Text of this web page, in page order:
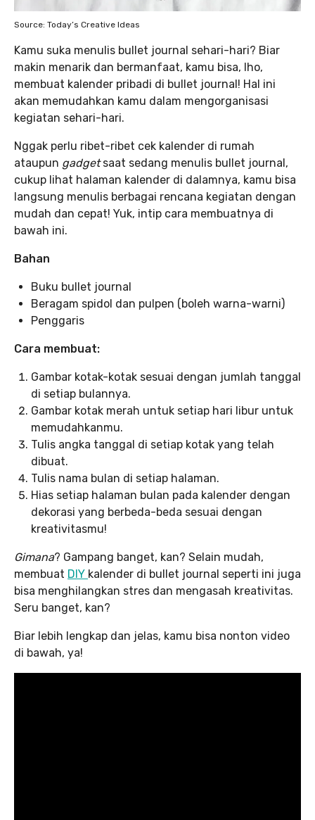
Source: Today’s Creative Ideas
Kamu suka menulis bullet journal sehari-hari? Biar
makin menarik dan bermanfaat, kamu bisa, lho,
membuat kalender pribadi di bullet journal! Hal ini
akan memudahkan kamu dalam mengorganisasi
kegiatan sehari-hari.
Nggak perlu ribet-ribet cek kalender di rumah
ataupun gadgetsaat sedang menulis bullet journal,
cukup lihat halaman kalender di dalamnya, kamu bisa
langsung menulis berbagai rencana kegiatan dengan
mudah dan cepat! Yuk, intip cara membuatnya di
bawah ini.
Bahan
Buku bullet journal
Beragam spidol dan pulpen (boleh warna-warni)
Penggaris
Cara membuat:
Gambar kotak-kotak sesuai dengan jumlah tanggal
di setiap bulannya.
Gambar kotak merah untuk setiap hari libur untuk
memudahkanmu.
Tulis angka tanggal di setiap kotak yang telah
dibuat.
Tulis nama bulan di setiap halaman.
Hias setiap halaman bulan pada kalender dengan
dekorasi yang berbeda-beda sesuai dengan
kreativitasmu!
Gimana? Gampang banget, kan? Selain mudah,
membuat DIY kalender di bullet journal seperti ini juga
bisa menghilangkan stres dan mengasah kreativitas.
Seru banget, kan?
Biar lebih lengkap dan jelas, kamu bisa nonton video
di bawah, ya!